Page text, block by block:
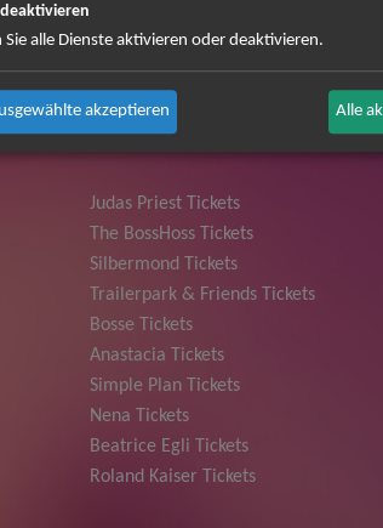
...
Judas Priest Tickets
The BossHoss Tickets
Silbermond Tickets
Trailerpark & Friends Tickets
Bosse Tickets
Anastacia Tickets
Simple Plan Tickets
Nena Tickets
Beatrice Egli Tickets
Roland Kaiser Tickets
alle Dienste aktivieren oder deaktivieren.
akzeptieren Alle